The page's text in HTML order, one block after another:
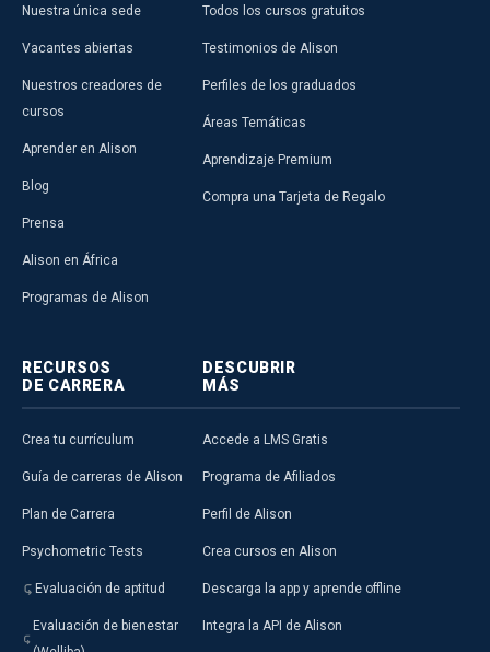
Nuestra única sede
Vacantes abiertas
Nuestros creadores de
cursos
Aprender en Alison
Blog
Prensa
Alison en África
Programas de Alison
Todos los cursos gratuitos
Testimonios de Alison
Perfiles de los graduados
Áreas Temáticas
Aprendizaje Premium
Compra una Tarjeta de Regalo
RECURSOS
DE CARRERA
Crea tu currículum
Guía de carreras de Alison
Plan de Carrera
Psychometric Tests
Evaluación de aptitud
Evaluación de bienestar
DESCUBRIR
MÁS
Accede a LMS Gratis
Programa de Afiliados
Perfil de Alison
Crea cursos en Alison
Descarga la app y aprende offline
Integra la API de Alison